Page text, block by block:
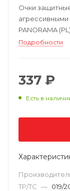
Очки
PANORAMA (PL)
Подробности
337 ₽
Есть в
ТР/ТС — 019/